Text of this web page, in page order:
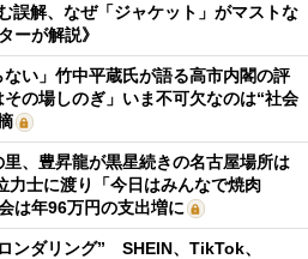
誤解、なぜ「ジャケット」がマストな
ーが解説》
ない」竹中平蔵氏が語る高市内閣の評
の場しのぎ」いま不可欠なのは“社会
里、豊昇龍が黒星続きの名古屋場所は
力士に渡り「今日はみんなで焼肉
は年96万円の支出増に
ンダリング” SHEIN、TikTok、